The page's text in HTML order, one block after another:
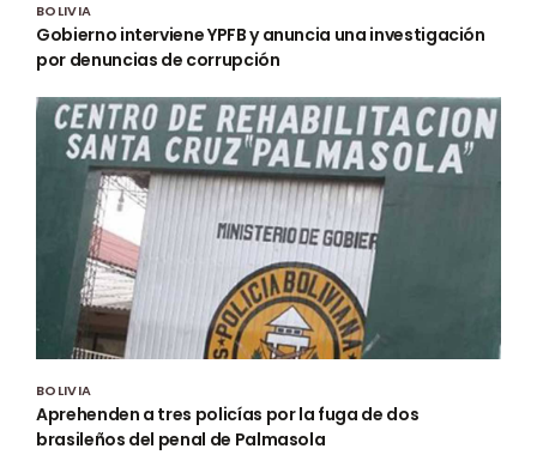
BOLIVIA
Gobierno interviene YPFB y anuncia una investigación
por denuncias de corrupción
BOLIVIA
Aprehenden a tres policías por la fuga de dos
brasileños del penal de Palmasola